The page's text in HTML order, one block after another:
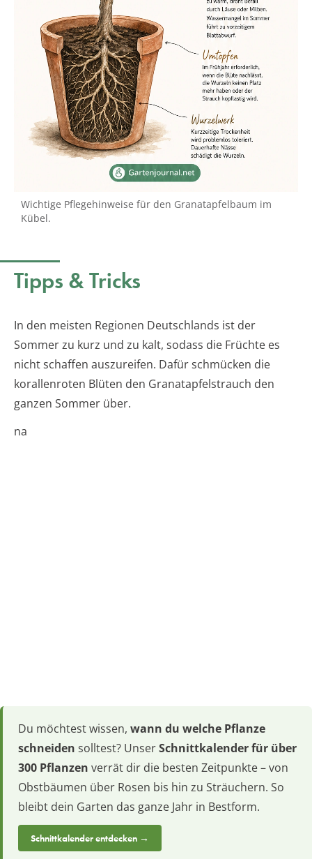
Wichtige Pflegehinweise für den Granatapfelbaum im
Kübel.
Tipps & Tricks
In den meisten Regionen Deutschlands ist der
Sommer zu kurz und zu kalt, sodass die Früchte es
nicht schaffen auszureifen. Dafür schmücken die
korallenroten Blüten den Granatapfelstrauch den
ganzen Sommer über.
na
Du möchtest wissen, wann du welche Pflanze
schneiden solltest? UnserSchnittkalender für über
300 Pflanzen verrät dir die besten Zeitpunkte – von
Obstbäumen über Rosen bis hin zu Sträuchern. So
bleibt dein Garten das ganze Jahr in Bestform.
Schnittkalender entdecken →